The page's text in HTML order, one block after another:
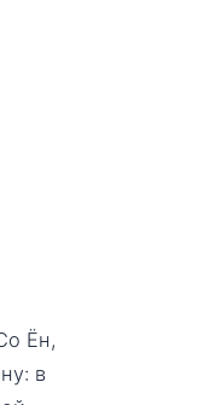
Ён,
в